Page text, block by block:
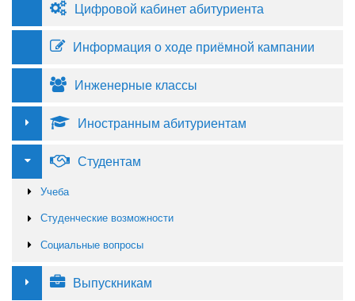
Цифровой кабинет абитуриента
Информация о ходе приёмной кампании
Инженерные классы
Иностранным абитуриентам
Студентам
Учеба
Студенческие возможности
Социальные вопросы
Выпускникам